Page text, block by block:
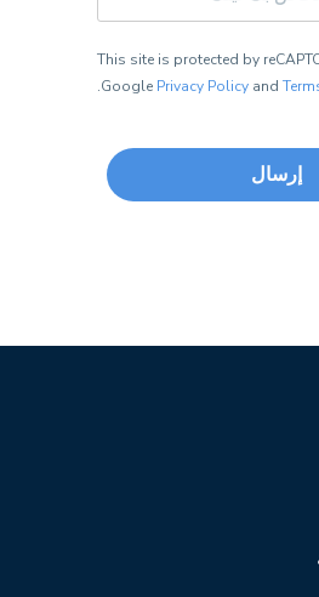
الويب
بك
لينك
This site is protected by
Google Privacy Policy and